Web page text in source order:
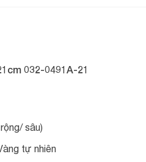
032-0491A-21
sâu)
tự nhiên